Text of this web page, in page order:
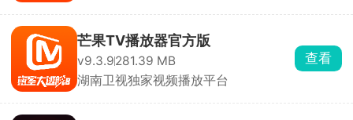
芒果TV播放器官方版
v9.3.9281.39 MB
湖南卫视独家视频播放平台
查看